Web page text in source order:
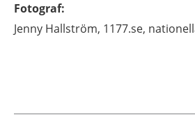
Fotograf:
Jenny Hallström, 1177.se,